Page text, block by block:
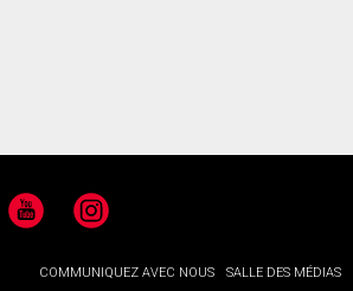
YouTubeInstagram
COMMUNIQUEZ AVEC NOUS SALLE DES MÉDIAS